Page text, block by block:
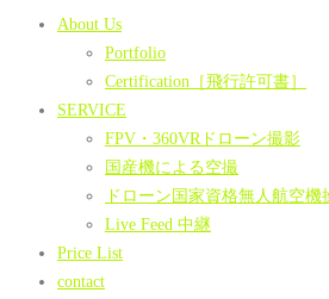
About Us
Portfolio
Certification［飛行許可書］
SERVICE
FPV・360VRドローン撮影
国産機による空撮
ドローン国家資格無人航空
Live Feed 中継
Price List
contact